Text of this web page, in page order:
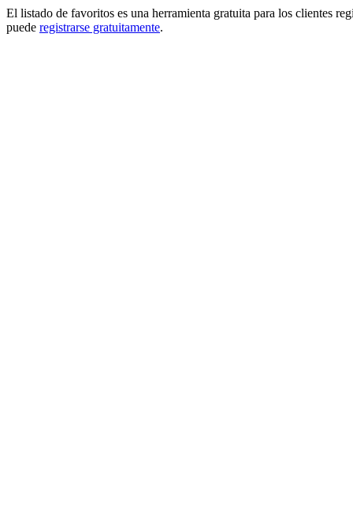
El listado de favoritos es una herramienta gratuita para los clientes
puede registrarse gratuitamente.